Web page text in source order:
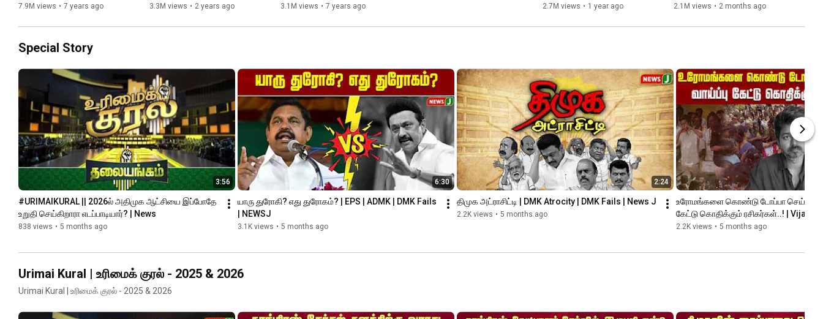
7.9M views • 7 years ago
வில்லங்க சண்டை | NewsJ
3.3M views • 2 years ago
Rajinikanth || Chief Minister
3.1M views • 7 years ago
RAIN | WEATHER | CHENNAI |
2.7M views • 1 year ago
Vijay | Magalir Urimai
2.1M views • 2 months ago
Special Story
3:56
#URIMAIKURAL || 2026ல் அதிமுக ஆட்சியை இப்போதே
உறுதி செய்கிறாரா எடப்பாடியார்? | News
838 views • 5 months ago
6:30
யாரு துரோகி? எது துரோகம்? | EPS | ADMK | DMK Fails
| NEWSJ
3.1K views • 5 months ago
2:24
திமுக அட்ராசிட்டி | DMK Atrocity | DMK Fails | News J
2.2K views • 5 months ago
உரோமங்களை கொண்டு டோப்பா செய்யும்
கேட்டு கொதிக்கும் ரசிகர்கள்..! | Vijay |
2.2K views • 5 months ago
Urimai Kural | உரிமைக் குரல் - 2025 & 2026
Urimai Kural | உரிமைக் குரல் - 2025 & 2026